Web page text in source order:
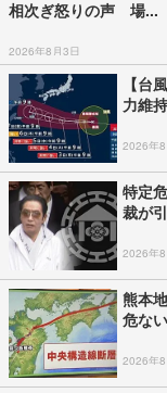
相次ぎ怒りの声 場...
2026年8月3日
【台
力維
2026年8
特定
裁が
2026年8
熊本
危な
2026年8